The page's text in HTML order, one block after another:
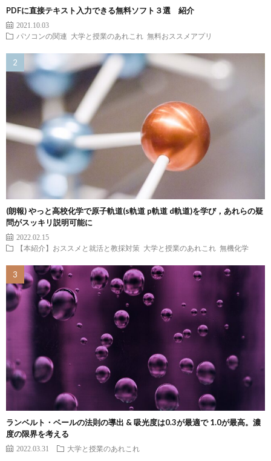
PDFに直接テキスト入力できる無料ソフト３選 紹介
2021.10.03
パソコンの関連
大学と授業のあれこれ 無料おススメアプリ
(朗報) やっと高校化学で原子軌道(s軌道 p軌道 d軌道)を学び，あれらの疑
問がスッキリ説明可能に
2022.02.15
【本紹介】おススメと就活と教採対策 大学と授業のあれこれ 無機化学
ランベルト・ベールの法則の導出 & 吸光度は0.3が最適で 1.0が最高。濃
度の限界を考える
2022.03.31 大学と授業のあれこれ